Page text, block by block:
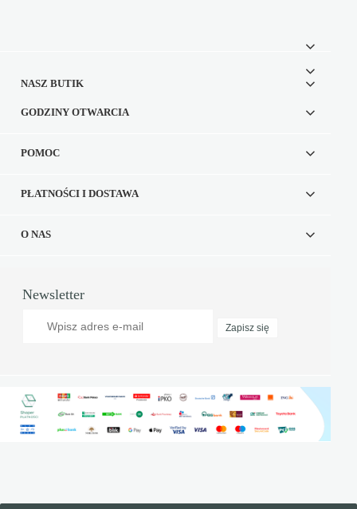
NASZ BUTIK
GODZINY OTWARCIA
POMOC
PŁATNOŚCI I DOSTAWA
O NAS
Newsletter
Zapisz się